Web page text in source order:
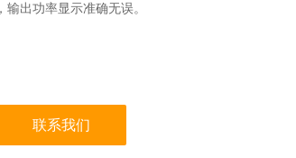
出功率显示准确无误。
联系我们